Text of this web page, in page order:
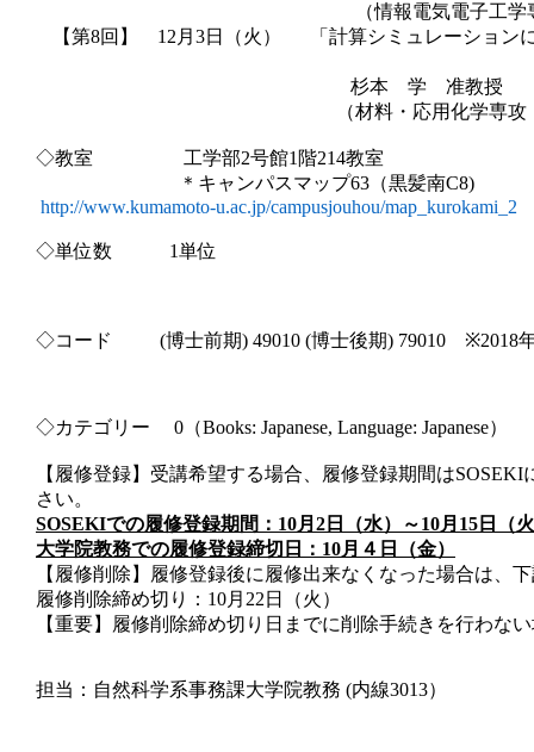
（情報電気電子工学専攻・電気
【第8回】 12 月 3日（火）
「計算シミュレーション
杉本 学 准教授
（材料・応用化学専攻・応用生命
◇教室 工学部2号館1 階214教室
＊キャンパスマップ63 （黒髪南C8)
http://www.kumamoto-u.ac.jp/campusjouhou/map_kurokami_2
◇単位数 1単位
◇コード (博士前期) 49010 (博士後期) 79010 ※2018
◇カテゴリー 0 （Books: Japanese, Language: Japanese）
【履修登録】受講希望する場合、履修登録期間はSOSEKI
さい。
SOSEKIでの履修登録期間： 10月 2 日（水）～10月 15 日（
大学院教務での履修登録締切日： 10月４日（金）
【履修削除】履修登録後に履修出来なくなった場合は、
履修削除締め切り： 10月 22 日（火）
【重要】履修削除締め切り日までに削除手続きを行わな
担当：自然科学系事務課大学院教務 (内線3013）